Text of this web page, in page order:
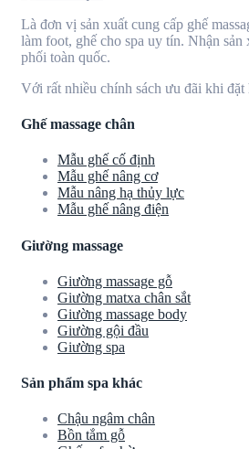
Là đơn vị sản xuất cung cấp ghế
làm foot, ghế cho spa uy tín. Nhận sản
phối toàn quốc.
Với rất nhiều chính sách ưu đãi khi
Ghế massage chân
Mẫu ghế cố định
Mẫu ghế nâng cơ
Mẫu nâng hạ thủy lực
Mẫu ghế nâng điện
Giường massage
Giường massage gỗ
Giường matxa chân sắt
Giường massage body
Giường gội đầu
Giường spa
Sản phẩm spa khác
Chậu ngâm chân
Bồn tắm gỗ